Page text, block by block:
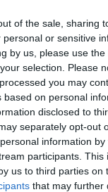
of the sale, sharing
personal or sensitive
by us, please use
selection. Please
you may
based on personal
disclosed to
separately opt-out
information
participants.
us to third parties on
that may further
κάποιο θάλαμο
έχουν οι
ο υφυπουργός